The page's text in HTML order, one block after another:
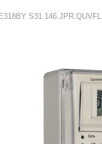
S31.146.JPR.QUVFL